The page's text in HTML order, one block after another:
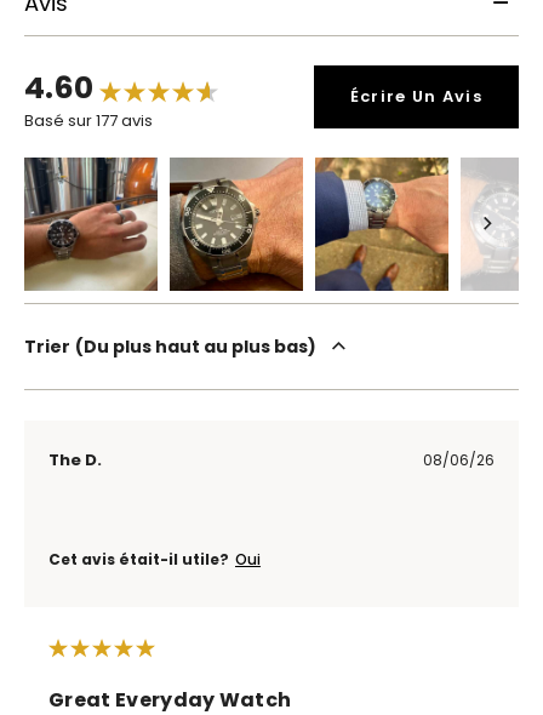
4.60
Basé sur 177 avis
Écrire Un Avis
Trier Du plus haut au plus bas
The D. 08/06/26
Cet avis était-il utile? Oui
Great Everyday Watch